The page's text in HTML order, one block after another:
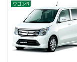
ワゴンR